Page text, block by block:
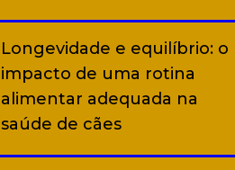
Longevidade e equilíbrio: o
impacto de uma rotina
alimentar adequada na
saúde de cães